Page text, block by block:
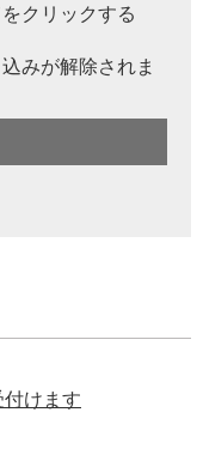
クリックする
みが解除されま
けます